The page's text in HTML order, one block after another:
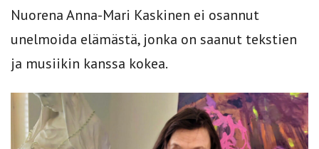
Nuorena Anna-Mari Kaskinen ei osannut
unelmoida elämästä, jonka on saanut tekstien
ja musiikin kanssa kokea.